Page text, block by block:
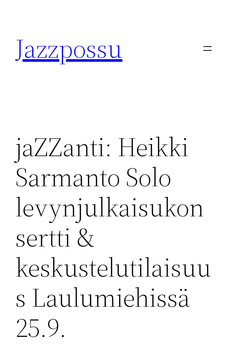
content
Jazzpossu
jaZZanti: Heikki
Sarmanto Solo
levynjulkaisukon
sertti &
keskustelutilaisuu
s Laulumiehissä
25.9.